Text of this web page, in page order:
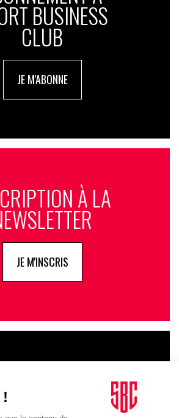
BUSINESS
CLUB
JE M'ABONNE
À LA
JE M'INSCRIS